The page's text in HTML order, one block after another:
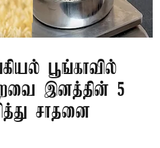
பூங்காவில்
இனத்தின் 5
சாதனை